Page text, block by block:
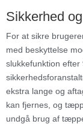
Sikkerhed
For at sikre
med beskyttelse
slukkefunktion
ekstra lange og
kan fjernes, og
undgå brug af